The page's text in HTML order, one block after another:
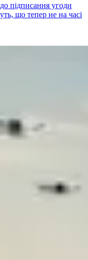
підписання угоди
що тепер не на часі